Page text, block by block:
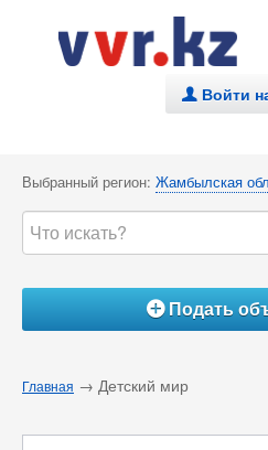
. Войти
Выбранный регион: Жамбылская
ÁПодать
Главная → Детский мир